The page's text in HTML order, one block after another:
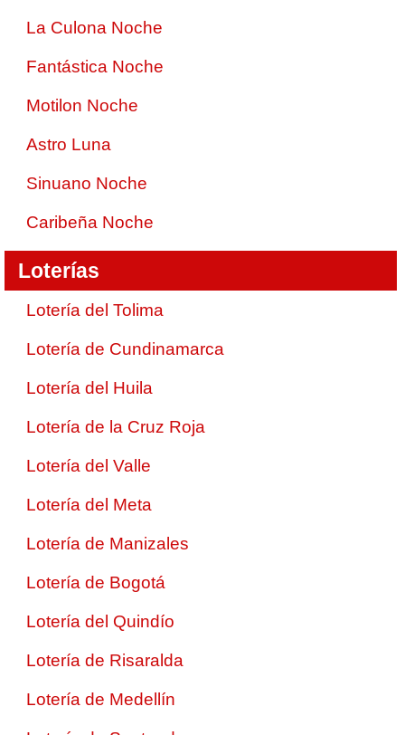
La Culona Noche
Fantástica Noche
Motilon Noche
Astro Luna
Sinuano Noche
Caribeña Noche
Loterías
Lotería del Tolima
Lotería de Cundinamarca
Lotería del Huila
Lotería de la Cruz Roja
Lotería del Valle
Lotería del Meta
Lotería de Manizales
Lotería de Bogotá
Lotería del Quindío
Lotería de Risaralda
Lotería de Medellín